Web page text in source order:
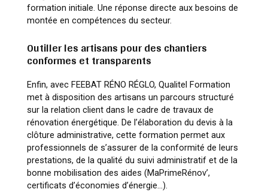
formation initiale. Une réponse directe aux besoins de
montée en compétences du secteur.
Outiller les artisans pour des chantiers
conformes et transparents
Enfin, avec FEEBAT RÉNO RÉGLO, Qualitel Formation
met à disposition des artisans un parcours structuré
sur la relation client dans le cadre de travaux de
rénovation énergétique. De l’élaboration du devis à la
clôture administrative, cette formation permet aux
professionnels de s’assurer de la conformité de leurs
prestations, de la qualité du suivi administratif et de la
bonne mobilisation des aides (MaPrimeRénov’,
certificats d’économies d’énergie…).